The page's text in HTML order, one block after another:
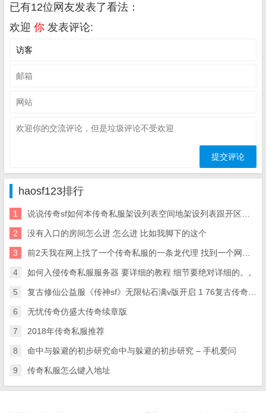
已有12位网友发表了看法：
欢迎 你 发表评论:
haosf123排行
1 说说传奇sf如何本传奇私服架设列表空间地架设列表跟开区网站
2 没有入口的房间怎么进 怎么进 比如我脚下的这个
3 前2天我在网上找了一个传奇私服的一条龙代理 找到一个网站。传奇一条龙 但是被骗了 1900元
4 如何入侵传奇私服服务器 要详细的教程 细节要绝对详细的。。
5 复古修仙公益服《传神sf》无限钻石满v版开启 1 76复古传奇SF 超变 满V 无限元宝服 300 爆神
6 无忧传奇仿盛大传奇续章版
7 2018年传奇私服推荐
8 命中与躲避的初步研究命中与躲避的初步研究 – 手机爱问
9 传奇私服怎么键入地址